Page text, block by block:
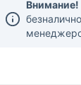
Внимание!